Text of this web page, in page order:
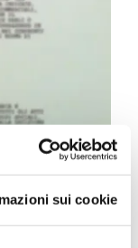
sui cookie